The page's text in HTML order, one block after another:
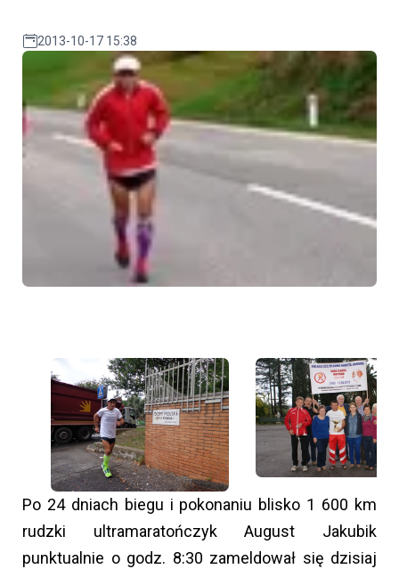
2013-10-17 15:38
Po 24 dniach biegu i pokonaniu blisko 1 600 km
rudzki ultramaratończyk August Jakubik
punktualnie o godz. 8:30 zameldował się dzisiaj